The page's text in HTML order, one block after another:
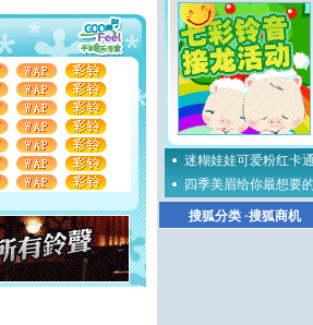
乐！千万要健康！千万
记我！
你,而是这样的日子才
快乐!新年要快乐!天天
特别的日子里,愿幸福,
你同在.圣诞快乐!
我要充电；没有你我会
业，抱你是我特长，吻
乐
一是今生今世和你在一
是三生三世和你不再分
你在我身后无助地哭
我转身抱住你：这猪不
迷糊娃娃可爱粉红卡通
四季美眉给你最想要的
搜狐分类·搜狐商机